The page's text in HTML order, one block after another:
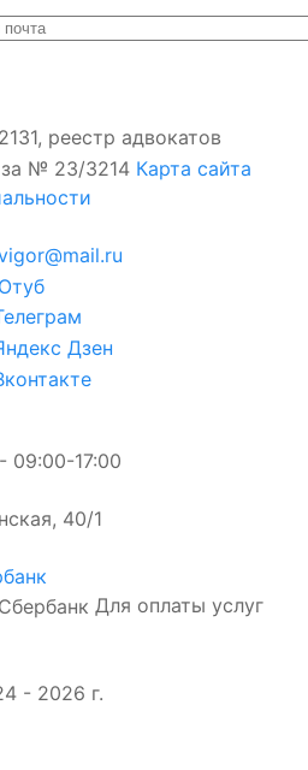
реестр адвокатов
за № 23/3214 Карта сайта
09:00-17:00
40/1
Для оплаты услуг
- 2026 г.